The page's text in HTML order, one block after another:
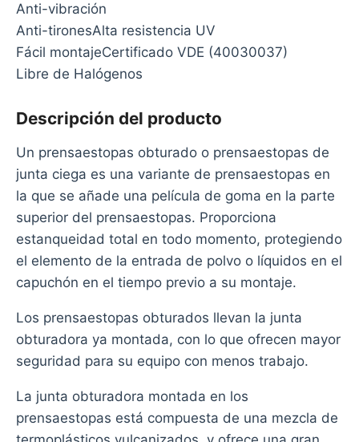
Anti-vibración
Anti-tironesAlta resistencia UV
Fácil montajeCertificado VDE (40030037)
Libre de Halógenos
Descripción del producto
Un prensaestopas obturado o prensaestopas de
junta ciega es una variante de prensaestopas en
la que se añade una película de goma en la parte
superior del prensaestopas. Proporciona
estanqueidad total en todo momento, protegiendo
el elemento de la entrada de polvo o líquidos en el
capuchón en el tiempo previo a su montaje.
Los prensaestopas obturados llevan la junta
obturadora ya montada, con lo que ofrecen mayor
seguridad para su equipo con menos trabajo.
La junta obturadora montada en los
prensaestopas está compuesta de una mezcla de